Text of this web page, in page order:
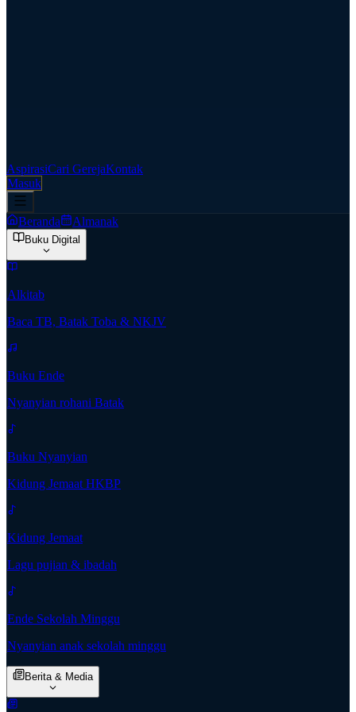
AspirasiCari GerejaKontak
Masuk
Beranda Almanak
Buku Digital
Alkitab
Baca TB, Batak Toba & NKJV
Buku Ende
Nyanyian rohani Batak
Buku Nyanyian
Kidung Jemaat HKBP
Kidung Jemaat
Lagu pujian & ibadah
Ende Sekolah Minggu
Nyanyian anak sekolah minggu
Berita & Media